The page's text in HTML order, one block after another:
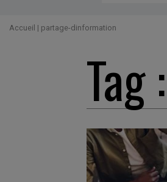
Accueil | partage-dinformation
Tag :